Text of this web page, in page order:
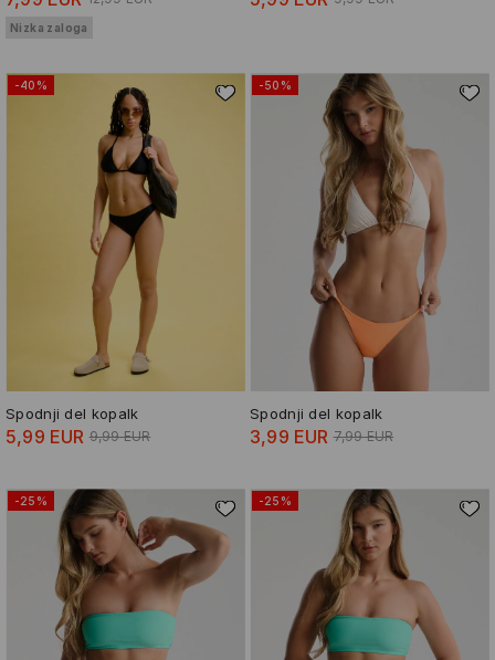
Nizka zaloga
-40%
Spodnji del kopalk
5,99 EUR 9,99 EUR
-50%
Spodnji del kopalk
3,99 EUR 7,99 EUR
-25% -25%